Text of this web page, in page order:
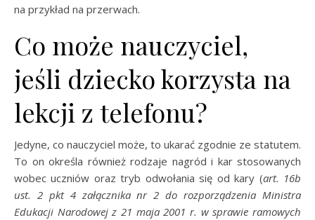
na przykład na przerwach.
Co może nauczyciel,
jeśli dziecko korzysta na
lekcji z telefonu?
Jedyne, co nauczyciel może, to ukarać zgodnie ze statutem.
To on określa również rodzaje nagród i kar stosowanych
wobec uczniów oraz tryb odwołania się od kary (art. 16b
ust. 2 pkt 4 załącznika nr 2 do rozporządzenia Ministra
Edukacji Narodowej z 21 maja 2001 r. w sprawie ramowych